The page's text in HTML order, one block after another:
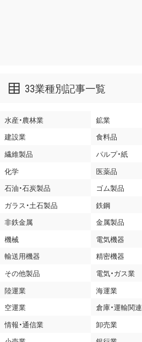
33業種別記事一覧
水産・農林業
鉱業
建設業
食料品
繊維製品
パルプ・紙
化学
医薬品
石油・石炭製品
ゴム製品
ガラス・土石製品
鉄鋼
非鉄金属
金属製品
機械
電気機器
輸送用機器
精密機器
その他製品
電気・ガス業
陸運業
海運業
空運業
倉庫・運輸関連
情報・通信業
卸売業